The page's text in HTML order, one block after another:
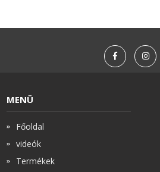
MENÜ
Főoldal
videók
Termékek